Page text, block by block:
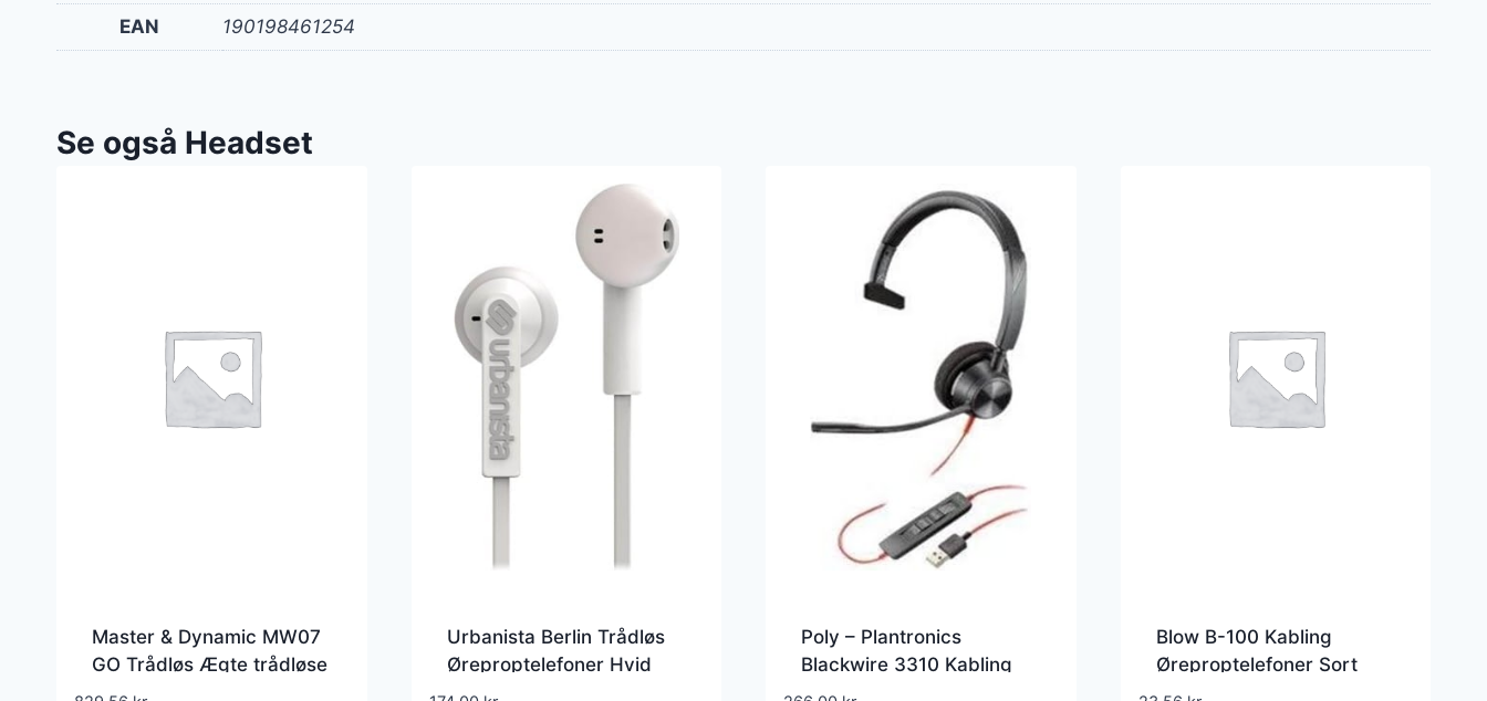
EAN 190198461254
Se også Headset
Master & Dynamic MW07
GO Trådløs Ægte trådløse
øretelefoner Sort
Urbanista Berlin Trådløs
Øreproptelefoner Hvid
Poly – Plantronics
Blackwire 3310 Kabling
Headset Sort – 212703-01
Blow B-100 Kabling
Øreproptelefoner Sort
Hvid